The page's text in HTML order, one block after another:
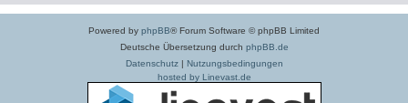
Powered by phpBB® Forum Software © phpBB Limited
Deutsche Übersetzung durch phpBB.de
Datenschutz| Nutzungsbedingungen
hosted by Linevast.de